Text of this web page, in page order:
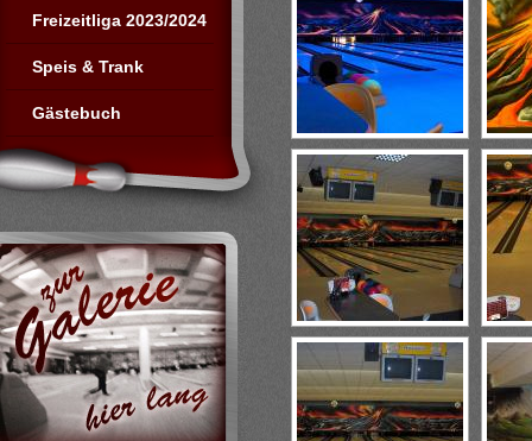
Freizeitliga 2023/2024
Speis & Trank
Gästebuch